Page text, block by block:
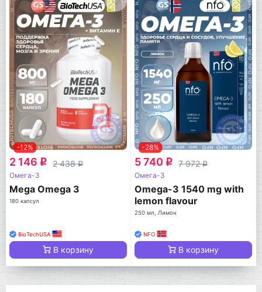
-12%
2 146 q 2 438q
Омега-3
Mega Omega 3
180 капсул
BioTechUSA
В корзину
-28%
5 740 q 7 972q
Омега-3
Omega-3 1540 mg with
lemon flavour
250 мл, Лимон
NFO
В корзину